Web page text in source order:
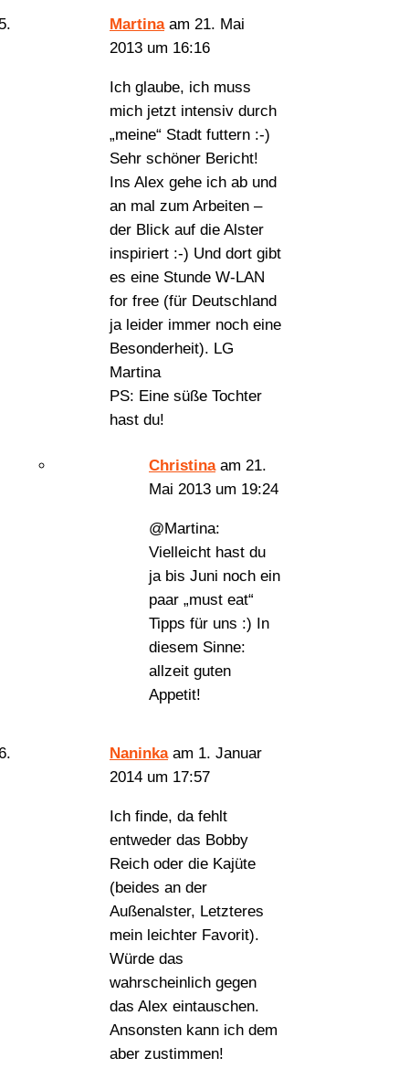
Martina am 21. Mai
2013 um 16:16
Ich glaube, ich muss
mich jetzt intensiv durch
„meine“ Stadt futtern :-)
Sehr schöner Bericht!
Ins Alex gehe ich ab und
an mal zum Arbeiten –
der Blick auf die Alster
inspiriert :-) Und dort gibt
es eine Stunde W-LAN
for free (für Deutschland
ja leider immer noch eine
Besonderheit). LG
Martina
PS: Eine süße Tochter
hast du!
Christina am 21.
Mai 2013 um 19:24
@Martina:
Vielleicht hast du
ja bis Juni noch ein
paar „must eat“
Tipps für uns :) In
diesem Sinne:
allzeit guten
Appetit!
Naninka am 1. Januar
2014 um 17:57
Ich finde, da fehlt
entweder das Bobby
Reich oder die Kajüte
(beides an der
Außenalster, Letzteres
mein leichter Favorit).
Würde das
wahrscheinlich gegen
das Alex eintauschen.
Ansonsten kann ich dem
aber zustimmen!